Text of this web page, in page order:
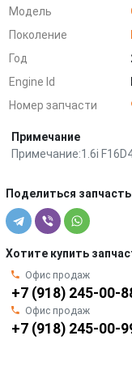
Модель
Поколение
Год
Engine Id
Номер запчасти
Примечание
Примечание:1.6i
Поделиться
Хотите купить
Офис продаж
+7 (918) 245-00-
Офис продаж
+7 (918) 245-00-